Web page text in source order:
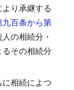
り承継する
九百条から第
の相続分・
その相続分
相続によつ